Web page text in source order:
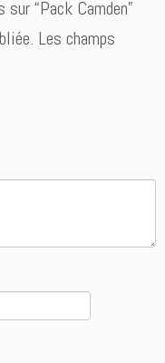
“Pack Camden”
Les champs